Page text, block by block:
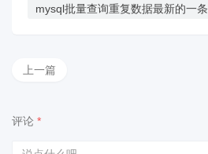
mysql批量查询重复数据最新的一条
上一篇
评论 *